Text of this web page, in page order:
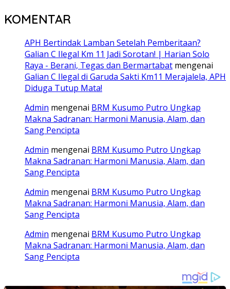
KOMENTAR
APH Bertindak Lamban Setelah Pemberitaan?
Galian C Ilegal Km 11 Jadi Sorotan! | Harian Solo
Raya - Berani, Tegas dan Bermartabat mengenai
Galian C Ilegal di Garuda Sakti Km11 Merajalela, APH
Diduga Tutup Mata!
Admin mengenai BRM Kusumo Putro Ungkap
Makna Sadranan: Harmoni Manusia, Alam, dan
Sang Pencipta
Admin mengenai BRM Kusumo Putro Ungkap
Makna Sadranan: Harmoni Manusia, Alam, dan
Sang Pencipta
Admin mengenai BRM Kusumo Putro Ungkap
Makna Sadranan: Harmoni Manusia, Alam, dan
Sang Pencipta
Admin mengenai BRM Kusumo Putro Ungkap
Makna Sadranan: Harmoni Manusia, Alam, dan
Sang Pencipta